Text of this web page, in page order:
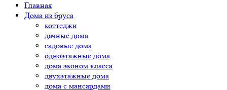
Главная
Дома из бруса
коттеджи
дачные дома
садовые дома
одноэтажные дома
дома эконом класса
двухэтажные дома
дома с мансардами